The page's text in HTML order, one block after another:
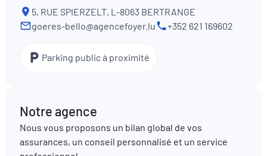
horaires
5, RUE SPIERZELT, L-8063 BERTRANGE
goeres-bello@agencefoyer.lu
+352 621 169602
Parking public à proximité
Notre agence
Nous vous proposons un bilan global de vos
assurances, un conseil personnalisé et un service